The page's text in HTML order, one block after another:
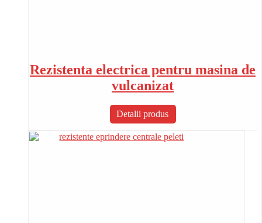
Rezistenta electrica pentru masina de
vulcanizat
Detalii produs